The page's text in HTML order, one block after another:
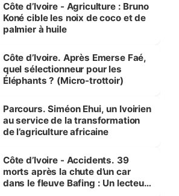
Côte d’Ivoire - Agriculture : Bruno
Koné cible les noix de coco et de
palmier à huile
Côte d’Ivoire. Après Emerse Faé,
quel sélectionneur pour les
Éléphants ? (Micro-trottoir)
Parcours. Siméon Ehui, un Ivoirien
au service de la transformation
de l’agriculture africaine
Côte d’Ivoire - Accidents. 39
morts après la chute d’un car
dans le fleuve Bafing : Un lecteur